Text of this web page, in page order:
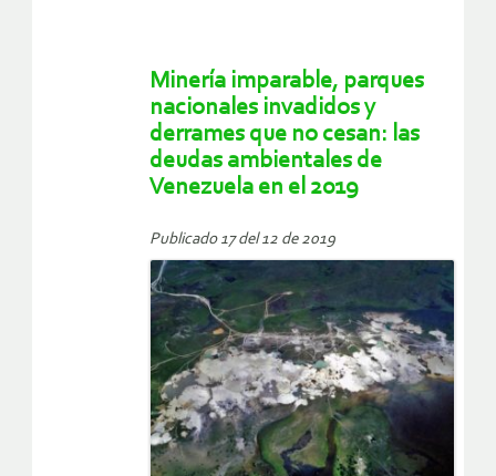
Minería imparable, parques
nacionales invadidos y
derrames que no cesan: las
deudas ambientales de
Venezuela en el 2019
Publicado 17 del 12 de 2019